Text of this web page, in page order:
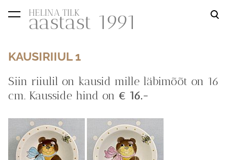
HELINA TILK
aastast 1991
lisati ostukorvi. Vaata ostukorvi
KAUSIRIIUL 1
Siin riiulil on kausid mille läbimõõt on 16
cm. Kausside hind on € 16.-